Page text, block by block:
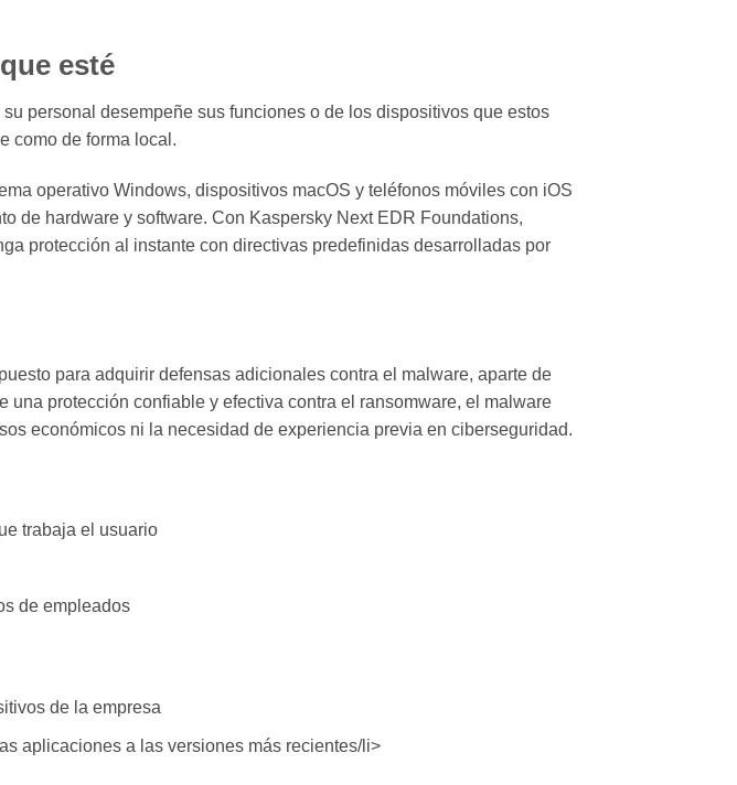
esté
personal desempeñe sus funciones o de los dispositivos que estos
como de forma local.
operativo Windows, dispositivos macOS y teléfonos móviles con iOS
de hardware y software. Con Kaspersky Next EDR Foundations,
protección al instante con directivas predefinidas desarrolladas por
para adquirir defensas adicionales contra el malware, aparte de
protección confiable y efectiva contra el ransomware, el malware
económicos ni la necesidad de experiencia previa en ciberseguridad.
trabaja el usuario
de empleados
de la empresa
aplicaciones a las versiones más recientes/li>